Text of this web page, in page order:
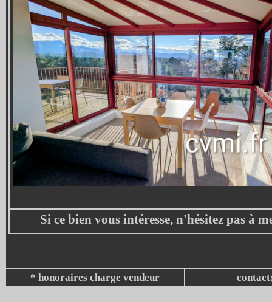
Si ce bien vous intéresse, n'hésitez pas à
* honoraires charge vendeur